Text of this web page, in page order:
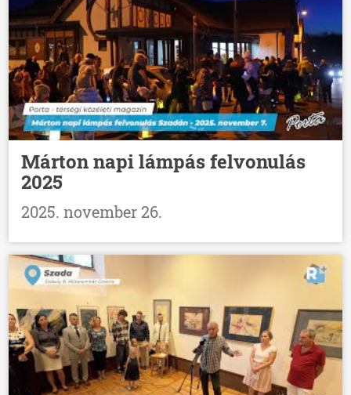
Márton napi lámpás felvonulás
2025
2025. november 26.